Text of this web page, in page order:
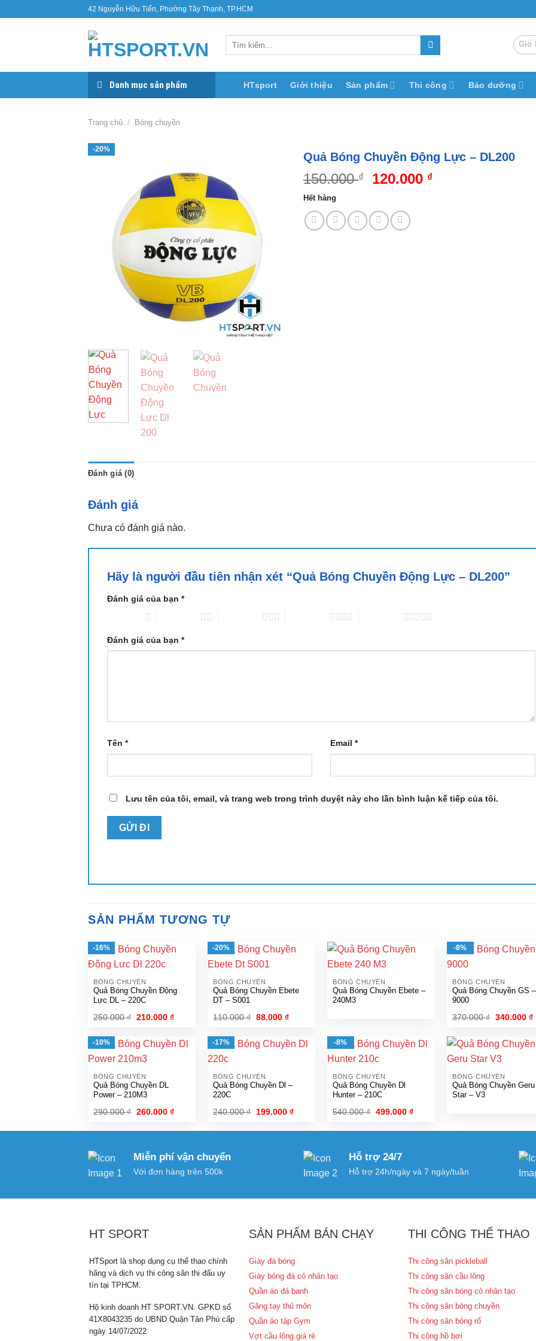
42 Nguyễn Hữu Tiến, Phường Tây Thạnh, TP.HCM
Giỏ
Danh mục sản phẩm HTsport Giới thiệu Sản phẩm Thi công Bảo dưỡng
Trang chủ / Bóng chuyền
-20%
Quả Bóng Chuyền Động Lực – DL200
150.000₫
Giá
là:
150.000 ₫.
120.000 ₫Giá
Hết hàng
Đánh giá (0)
Đánh giá
Chưa có đánh giá nào.
Hãy là người đầu tiên nhận xét “Quả Bóng Chuyền Động Lực – DL200”
Đánh giá của bạn *
Đánh giá của bạn *
Tên * Email *
Lưu tên của tôi, email, và trang web trong trình duyệt này cho lần bình luận kế tiếp của tôi.
SẢN PHẨM TƯƠNG TỰ
-16%
BÓNG CHUYỀN
Quả Bóng Chuyền Động
Lực DL – 220C
250.000₫ Giá
250.000 ₫.
210.000 ₫Giá
là:
210.000 ₫.
-20%
BÓNG CHUYỀN
Quả Bóng Chuyền Ebete
DT – S001
110.000₫ Giá
110.000 ₫.
88.000 ₫Giá
là:
88.000 ₫.
BÓNG CHUYỀN
Quả Bóng Chuyền Ebete –
240M3
-8%
BÓNG CHUYỀN
Quả Bóng Chuyền GS –
9000
370.000₫ Giá
370.000 ₫.
340.000 ₫
là:
-10%
BÓNG CHUYỀN
Quả Bóng Chuyền DL
Power – 210M3
290.000₫ Giá
260.000 ₫Giá
-17%
BÓNG CHUYỀN
Quả Bóng Chuyền Dl –
220C
240.000₫
Giá
199.000 ₫Giá
-8%
BÓNG CHUYỀN
Quả Bóng Chuyền Dl
Hunter – 210C
540.000₫ Giá
499.000 ₫Giá
BÓNG CHUYỀN
Quả Bóng Chuyền Geru
Star – V3
Miễn phí vận chuyển
Với đơn hàng trên 500k
Hỗ trợ 24/7
Hỗ trợ 24h/ngày và 7 ngày/tuần
HT SPORT
HTSport là shop dụng cụ thể thao chính
hãng và dịch vụ thi công sân thi đấu uy
tín tại TPHCM.
Hộ kinh doanh HT SPORT.VN. GPKD số
41X8043235 do UBND Quận Tân Phú cấp
ngày 14/07/2022
SẢN PHẨM BÁN CHẠY
Giày đá bóng
Giày bóng đá cỏ nhân tạo
Quần áo đá banh
Găng tay thủ môn
Quần áo tập Gym
Vợt cầu lông giá rẻ
THI CÔNG THỂ THAO
Thi công sân pickleball
Thi công sân cầu lông
Thi công sân bóng cỏ nhân tạo
Thi công sân bóng chuyền
Thi công sân bóng rổ
Thi công hồ bơi